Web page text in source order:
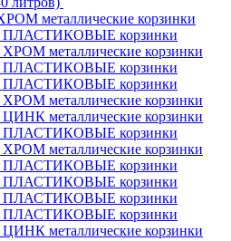
металлические корзинки
ПЛАСТИКОВЫЕ корзинки
ХРОМ металлические корзинки
ПЛАСТИКОВЫЕ корзинки
ПЛАСТИКОВЫЕ корзинки
ХРОМ металлические корзинки
ЦИНК металлические корзинки
ПЛАСТИКОВЫЕ корзинки
ХРОМ металлические корзинки
ПЛАСТИКОВЫЕ корзинки
ПЛАСТИКОВЫЕ корзинки
ПЛАСТИКОВЫЕ корзинки
ПЛАСТИКОВЫЕ корзинки
ЦИНК металлические корзинки